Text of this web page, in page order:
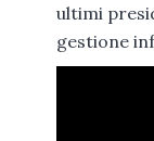
ultimi
gestione